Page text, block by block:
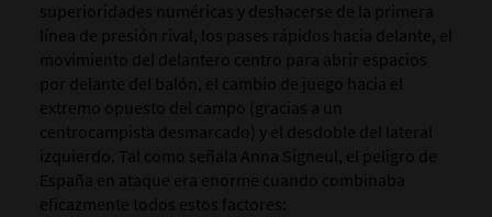
superioridades numéricas y deshacerse de la primera
línea de presión rival, los pases rápidos hacia delante, el
movimiento del delantero centro para abrir espacios
por delante del balón, el cambio de juego hacia el
extremo opuesto del campo (gracias a un
centrocampista desmarcado) y el desdoble del lateral
izquierdo. Tal como señala Anna Signeul, el peligro de
España en ataque era enorme cuando combinaba
eficazmente todos estos factores: